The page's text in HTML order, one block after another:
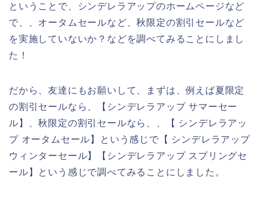
ということで、シンデレラアップのホームページなど
で、、オータムセールなど、秋限定の割引セールなど
を実施していないか？などを調べてみることにしまし
た！
だから、友達にもお願いして、まずは、例えば夏限定
の割引セールなら、【シンデレラアップ サマーセー
ル】、秋限定の割引セールなら、、【 シンデレラアッ
プ オータムセール】という感じで【 シンデレラアップ
ウィンターセール】【シンデレラアップ スプリングセ
ール】という感じで調べてみることにしました。